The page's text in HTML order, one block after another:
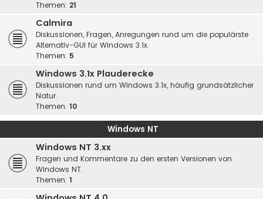
Themen: 21
Calmira
Diskussionen, Fragen, Anregungen rund um die populärste
Alternativ-GUI für Windows 3.1x.
Themen: 5
Windows 3.1x Plauderecke
Diskussionen rund um Windows 3.1x, häufig grundsätzlicher
Natur.
Themen: 10
Windows NT
Windows NT 3.xx
Fragen und Kommentare zu den ersten Versionen von
Windows NT.
Themen: 1